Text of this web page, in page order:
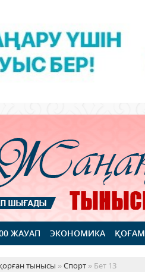
ЖАУАП ЭКОНОМИКА ҚОҒАМ
тынысы »Спорт » Бет 13